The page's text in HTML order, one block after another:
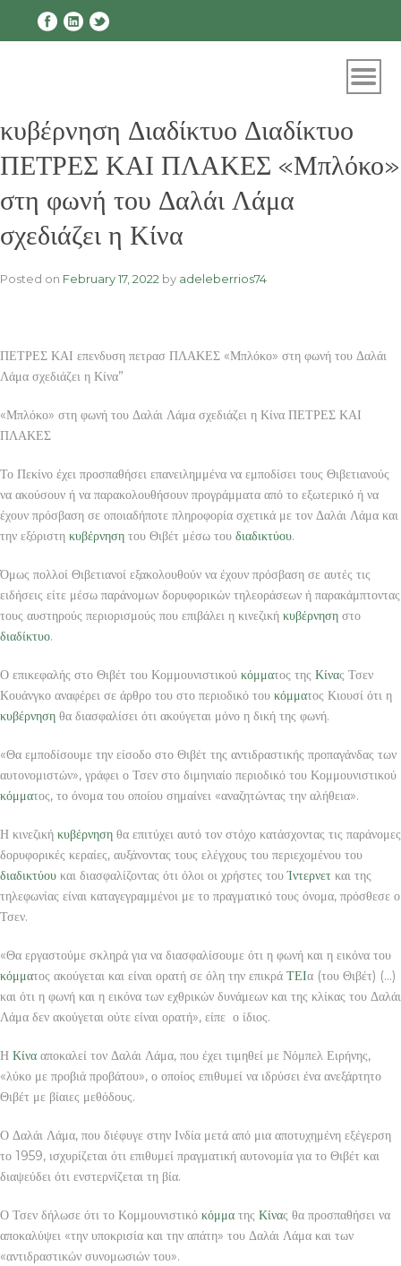
κυβέρνηση Διαδίκτυο Διαδίκτυο
ΠΕΤΡΕΣ ΚΑΙ ΠΛΑΚΕΣ «Μπλόκο»
στη φωνή του Δαλάι Λάμα
σχεδιάζει η Κίνα
Posted on February 17, 2022 by adeleberrios74
ΠΕΤΡΕΣ ΚΑΙ επενδυση πετρασ ΠΛΑΚΕΣ «Μπλόκο» στη φωνή του Δαλάι
Λάμα σχεδιάζει η Κίνα”
«Μπλόκο» στη φωνή του Δαλάι Λάμα σχεδιάζει η Κίνα ΠΕΤΡΕΣ ΚΑΙ
ΠΛΑΚΕΣ
Το Πεκίνο έχει προσπαθήσει επανειλημμένα να εμποδίσει τους Θιβετιανούς
να ακούσουν ή να παρακολουθήσουν προγράμματα από το εξωτερικό ή να
έχουν πρόσβαση σε οποιαδήποτε πληροφορία σχετικά με τον Δαλάι Λάμα και
την εξόριστη κυβέρνηση του Θιβέτ μέσω του διαδικτύου.
Όμως πολλοί Θιβετιανοί εξακολουθούν να έχουν πρόσβαση σε αυτές τις
ειδήσεις είτε μέσω παράνομων δορυφορικών τηλεοράσεων ή παρακάμπτοντας
τους αυστηρούς περιορισμούς που επιβάλει η κινεζική κυβέρνηση στο
διαδίκτυο.
Ο επικεφαλής στο Θιβέτ του Κομμουνιστικού κόμματος της Κίνας Τσεν
Κουάνγκο αναφέρει σε άρθρο του στο περιοδικό του κόμματος Κιουσί ότι η
κυβέρνηση θα διασφαλίσει ότι ακούγεται μόνο η δική της φωνή.
«Θα εμποδίσουμε την είσοδο στο Θιβέτ της αντιδραστικής προπαγάνδας των
αυτονομιστών», γράφει ο Τσεν στο διμηνιαίο περιοδικό του Κομμουνιστικού
κόμματος, το όνομα του οποίου σημαίνει «αναζητώντας την αλήθεια».
Η κινεζική κυβέρνηση θα επιτύχει αυτό τον στόχο κατάσχοντας τις παράνομες
δορυφορικές κεραίες, αυξάνοντας τους ελέγχους του περιεχομένου του
διαδικτύου και διασφαλίζοντας ότι όλοι οι χρήστες τουΊντερνετ και της
τηλεφωνίας είναι καταγεγραμμένοι με το πραγματικό τους όνομα, πρόσθεσε ο
Τσεν.
«Θα εργαστούμε σκληρά για να διασφαλίσουμε ότι η φωνή και η εικόνα του
κόμματος ακούγεται και είναι ορατή σε όλη την επικρά ΤΕΙα (του Θιβέτ) (…)
και ότι η φωνή και η εικόνα των εχθρικών δυνάμεων και της κλίκας του Δαλάι
Λάμα δεν ακούγεται ούτε είναι ορατή», είπε ο ίδιος.
Η Κίνα αποκαλεί τον Δαλάι Λάμα, που έχει τιμηθεί με Νόμπελ Ειρήνης,
«λύκο με προβιά προβάτου», ο οποίος επιθυμεί να ιδρύσει ένα ανεξάρτητο
Θιβέτ με βίαιες μεθόδους.
Ο Δαλάι Λάμα, που διέφυγε στην Ινδία μετά από μια αποτυχημένη εξέγερση
το 1959, ισχυρίζεται ότι επιθυμεί πραγματική αυτονομία για το Θιβέτ και
διαψεύδει ότι ενστερνίζεται τη βία.
Ο Τσεν δήλωσε ότι το Κομμουνιστικό κόμμα της Κίνας θα προσπαθήσει να
αποκαλύψει «την υποκρισία και την απάτη» του Δαλάι Λάμα και των
«αντιδραστικών συνομωσιών του».